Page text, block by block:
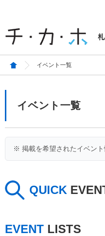
イベント一覧
イベント一覧
※ 掲載を希望されたイベント
QUICK
EVENT LISTS